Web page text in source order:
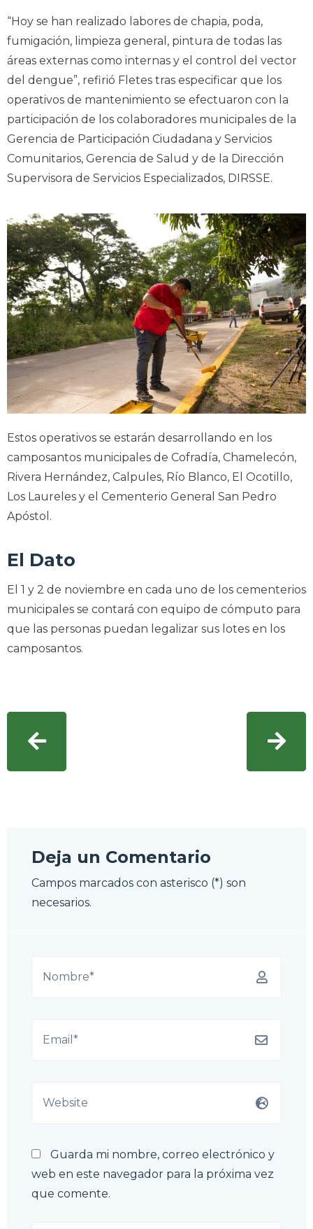
“Hoy se han realizado labores de chapia, poda,
fumigación, limpieza general, pintura de todas las
áreas externas como internas y el control del vector
del dengue”, refirió Fletes tras especificar que los
operativos de mantenimiento se efectuaron con la
participación de los colaboradores municipales de la
Gerencia de Participación Ciudadana y Servicios
Comunitarios, Gerencia de Salud y de la Dirección
Supervisora de Servicios Especializados, DIRSSE.
Estos operativos se estarán desarrollando en los
camposantos municipales de Cofradía, Chamelecón,
Rivera Hernández, Calpules, Río Blanco, El Ocotillo,
Los Laureles y el Cementerio General San Pedro
Apóstol.
El Dato
El 1 y 2 de noviembre en cada uno de los cementerios
municipales se contará con equipo de cómputo para
que las personas puedan legalizar sus lotes en los
camposantos.
Deja un Comentario
Campos marcados con asterisco (*) son
necesarios.
Guarda mi nombre, correo electrónico y
web en este navegador para la próxima vez
que comente.